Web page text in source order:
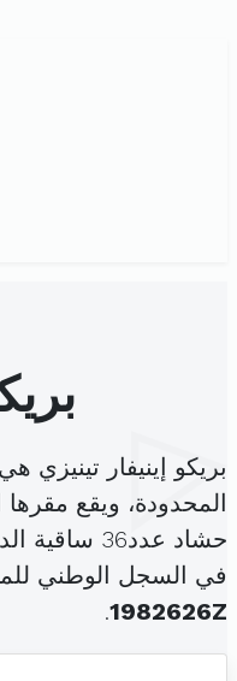
بريكو إينيفار
المحدودة، ويقع
حشاد عدد36 ساقية الداير (
في السجل الوطني
1982626Z
.